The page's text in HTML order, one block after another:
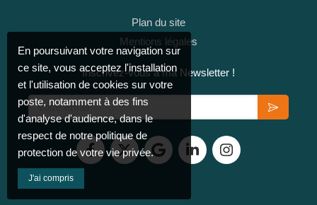
Plan du site
Mentions légales
Inscrivez-vous à ma Newsletter !
Votre email
En poursuivant votre navigation sur
ce site, vous acceptez l'installation
et l'utilisation de cookies sur votre
poste, notamment à des fins
d'analyse d'audience, dans le
respect de notre politique de
protection de votre vie privée.
J'ai compris